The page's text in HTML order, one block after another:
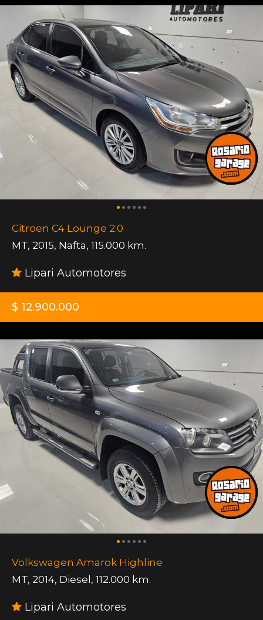
Citroen C4 Lounge 2.0
MT, 2015, Nafta, 115.000 km.
Lipari Automotores
$ 12.900.000
Volkswagen Amarok Highline
MT, 2014, Diesel, 112.000 km.
Lipari Automotores